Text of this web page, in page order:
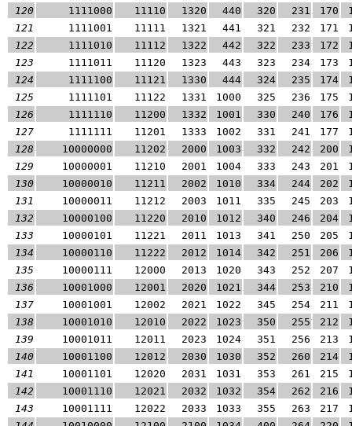
120
1111000 11110 1320 440 320 231 170
121
1111001 11111 1321 441 321 232 171
122
1111010 11112 1322 442 322 233 172
123
1111011 11120 1323 443 323 234 173
124
1111100 11121 1330 444 324 235 174
125
1111101 11122 1331 1000 325 236 175
126
1111110 11200 1332 1001 330 240 176
127
1111111 11201 1333 1002 331 241 177
128
10000000 11202 2000 1003 332 242 200
129
10000001 11210 2001 1004 333 243 201
130
10000010 11211 2002 1010 334 244 202
131
10000011 11212 2003 1011 335 245 203
132
10000100 11220 2010 1012 340 246 204
133
10000101 11221 2011 1013 341 250 205
134
10000110 11222 2012 1014 342 251 206
135
10000111 12000 2013 1020 343 252 207
136
10001000 12001 2020 1021 344 253 210
137
10001001 12002 2021 1022 345 254 211
138
10001010 12010 2022 1023 350 255 212
139
10001011 12011 2023 1024 351 256 213
140
10001100 12012 2030 1030 352 260 214
141
10001101 12020 2031 1031 353 261 215
142
10001110 12021 2032 1032 354 262 216
143
10001111 12022 2033 1033 355 263 217